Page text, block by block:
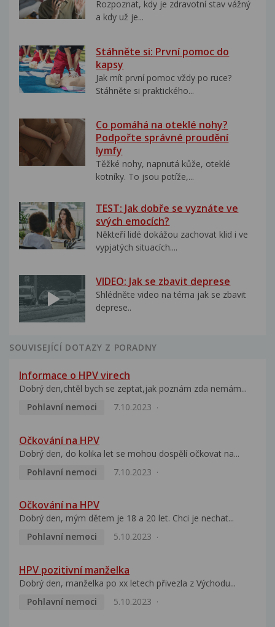
Rozpoznat, kdy je zdravotní stav vážný
a kdy už je...
Stáhněte si: První pomoc do
kapsy
Jak mít první pomoc vždy po ruce?
Stáhněte si praktického...
Co pomáhá na oteklé nohy?
Podpořte správné proudění
lymfy
Těžké nohy, napnutá kůže, oteklé
kotníky. To jsou potíže,...
TEST: Jak dobře se vyznáte ve
svých emocích?
Někteří lidé dokážou zachovat klid i ve
vypjatých situacích....
VIDEO: Jak se zbavit deprese
Shlédněte video na téma jak se zbavit
deprese..
SOUVISEJÍCÍ DOTAZY Z PORADNY
Informace o HPV virech
Dobrý den,chtěl bych se zeptat,jak poznám zda nemám...
Pohlavní nemoci
7.10.2023
Očkování na HPV
Dobrý den, do kolika let se mohou dospělí očkovat na...
Pohlavní nemoci
7.10.2023
Očkování na HPV
Dobrý den, mým dětem je 18 a 20 let. Chci je nechat...
Pohlavní nemoci
5.10.2023
HPV pozitivní manželka
Dobrý den, manželka po xx letech přivezla z Východu...
Pohlavní nemoci
5.10.2023